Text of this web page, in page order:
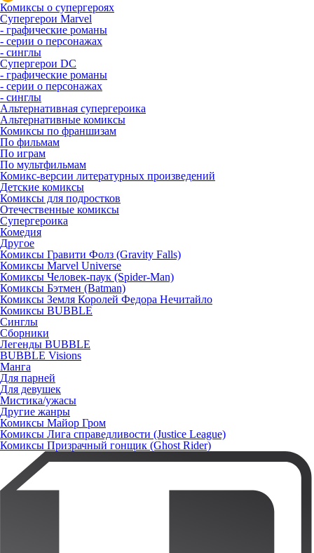
Комиксы о супергероях
Супергерои Marvel
- графические романы
- серии о персонажах
- синглы
Супергерои DC
- графические романы
- серии о персонажах
- синглы
Альтернативная супергероика
Альтернативные комиксы
Комиксы по франшизам
По фильмам
По играм
По мультфильмам
Комикс-версии литературных произведений
Детские комиксы
Комиксы для подростков
Отечественные комиксы
Супергероика
Комедия
Другое
Комиксы Гравити Фолз (Gravity Falls)
Комиксы Marvel Universe
Комиксы Человек-паук (Spider-Man)
Комиксы Бэтмен (Batman)
Комиксы Земля Королей Федора Нечитайло
Комиксы BUBBLE
Синглы
Сборники
Легенды BUBBLE
BUBBLE Visions
Манга
Для парней
Для девушек
Мистика/ужасы
Другие жанры
Комиксы Майор Гром
Комиксы Лига справедливости (Justice League)
Комиксы Призрачный гонщик (Ghost Rider)